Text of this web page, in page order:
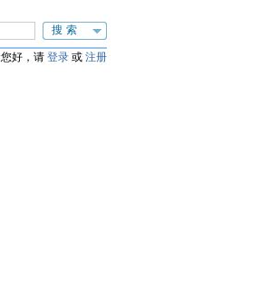
搜索
您好，请 登录 或 注册